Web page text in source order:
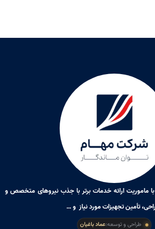
عبارت‌اند از:
باتری‌ها
تولید انرژی
برقی
انرژی
توان خروجی
تجهیز در یک دستگاه، استفاده از
هزینه نصب، کاهش فضای مورد نیاز
کلی سیستم می‌شود.
ماموریت ارائه خدمات برتر با جذب نیروهای متخصص و
تأمین تجهیزات مورد نیاز و …
طراحی و توسعه:عماد باغیان